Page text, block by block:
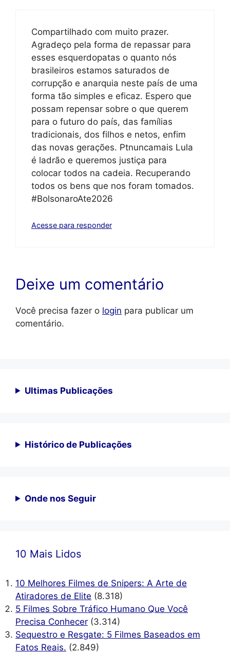
Compartilhado com muito prazer.
Agradeço pela forma de repassar para
esses esquerdopatas o quanto nós
brasileiros estamos saturados de
corrupção e anarquia neste país de uma
forma tão simples e eficaz. Espero que
possam repensar sobre o que querem
para o futuro do país, das famílias
tradicionais, dos filhos e netos, enfim
das novas gerações. Ptnuncamais Lula
é ladrão e queremos justiça para
colocar todos na cadeia. Recuperando
todos os bens que nos foram tomados.
#BolsonaroAte2026
Acesse para responder
Deixe um comentário
Você precisa fazer o login para publicar um
comentário.
Ultimas Publicações
Histórico de Publicações
Onde nos Seguir
10 Mais Lidos
10 Melhores Filmes de Snipers: A Arte de
Atiradores de Elite (8.318)
5 Filmes Sobre Tráfico Humano Que Você
Precisa Conhecer (3.314)
Sequestro e Resgate: 5 Filmes Baseados em
Fatos Reais. (2.849)